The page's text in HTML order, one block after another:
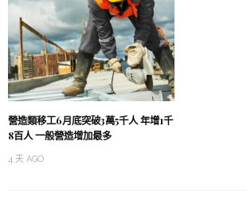
營造類移工6月底突破3萬5千人 年增1千
8百人 一般營造增加最多
4 天 AGO